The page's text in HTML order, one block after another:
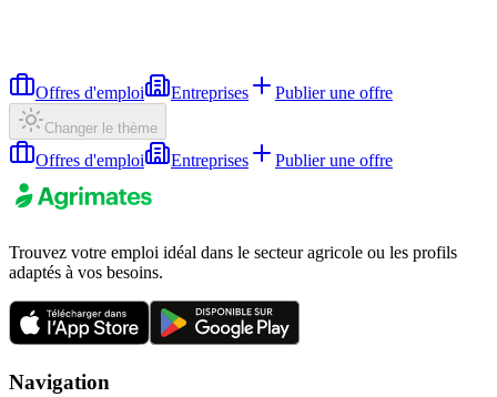
Offres d'emploi Entreprises Publier une offre
Changer le thème
Offres d'emploi Entreprises Publier une offre
Trouvez votre emploi idéal dans le secteur agricole ou les profils
adaptés à vos besoins.
Navigation